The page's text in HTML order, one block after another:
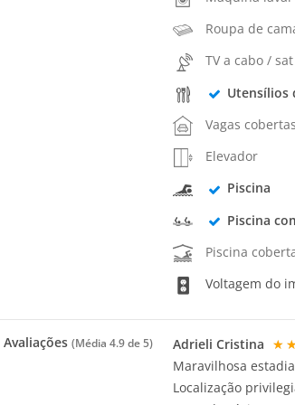
Roupa de
TV a cabo / sat
Utensílios
Vagas cobertas
Elevador
Piscina
Piscina
Piscina
Voltagem do
Avaliações (Média 4.9 de 5) Adrieli Cristina
Maravilhosa
Localização